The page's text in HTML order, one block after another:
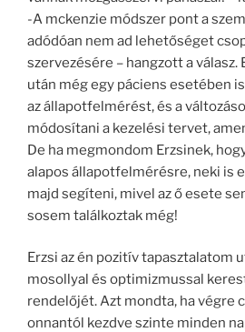
-A mckenzie módszer pont a
adódóan nem ad lehetőséget
szervezésére – hangzott a válasz.
után még egy páciens esetében
az állapotfelmérést, és a
módosítani a kezelési tervet,
De ha megmondom Erzsinek,
alapos állapotfelmérésre, neki is
majd segíteni, mivel az ő esete
sosem találkoztak még!
Erzsi az én pozitív tapasztalatom
mosollyal és optimizmussal
rendelőjét. Azt mondta, ha végre
onnantól kezdve szinte minden